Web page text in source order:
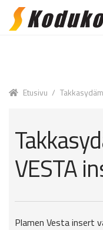
Skip
Skip
Etusivu /
VESTA
Plamen Vesta insert